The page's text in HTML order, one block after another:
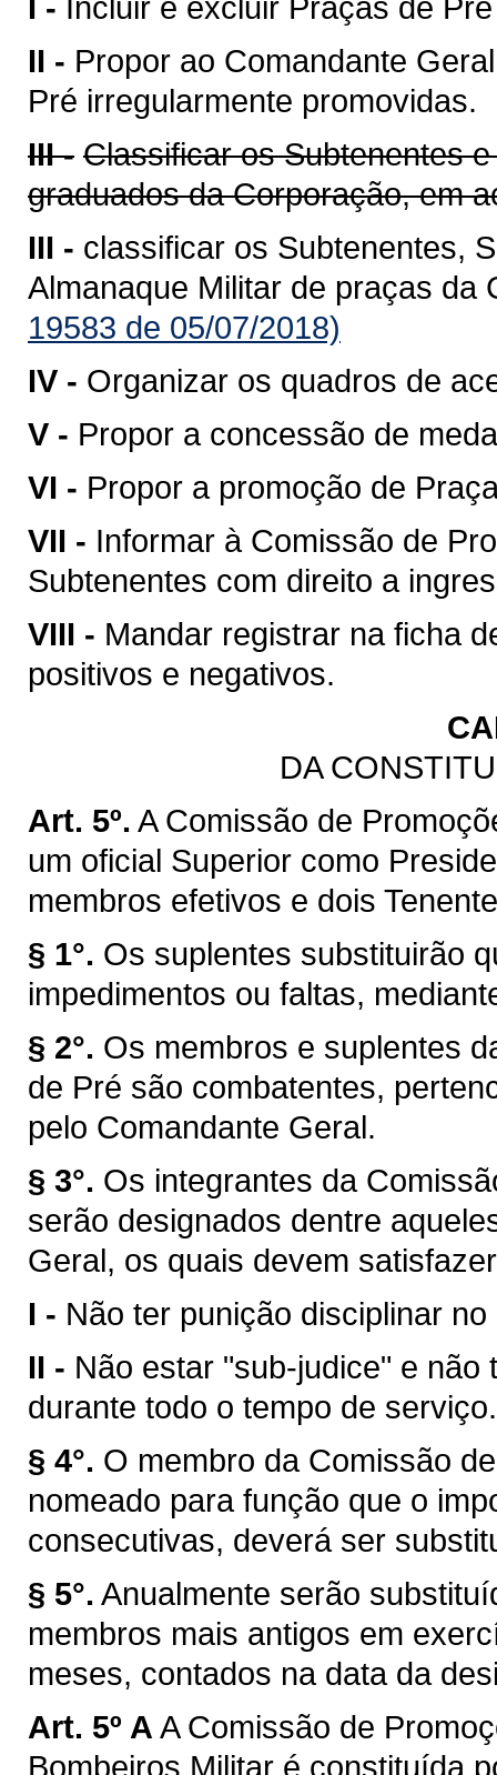
II - Propor ao Comandante
Pré irregularmente promovidas.
III - Classificar os Subtenentes
graduados da Corporação, em
III - classificar os Subtenentes,
Almanaque Militar de praças da
19583 de 05/07/2018)
IV - Organizar os quadros de
V - Propor a concessão de
VI - Propor a promoção de
VII - Informar à Comissão de
Subtenentes com direito a
VIII - Mandar registrar na ficha
positivos e negativos.
DA
Art. 5º. A Comissão de
um oficial Superior como
membros efetivos e dois
§ 1°. Os suplentes substituirão
impedimentos ou faltas,
§ 2°. Os membros e suplentes
de Pré são combatentes,
pelo Comandante Geral.
§ 3°. Os integrantes da
serão designados dentre
Geral, os quais devem
I - Não ter punição disciplinar no
II - Não estar "sub-judice" e
durante todo o tempo de serviço.
§ 4°. O membro da Comissão
nomeado para função que o
consecutivas, deverá ser
§ 5°. Anualmente serão
membros mais antigos em
meses, contados na data da
Art. 5º A A Comissão de
Bombeiros Militar é constituída